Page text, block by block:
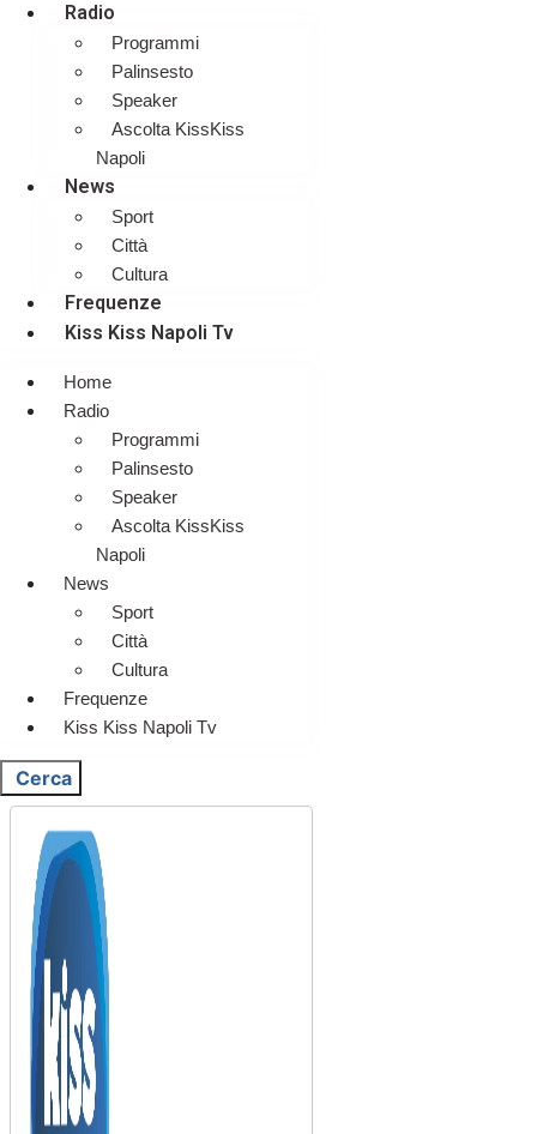
Radio
Programmi
Palinsesto
Speaker
Ascolta KissKiss
Napoli
News
Sport
Città
Cultura
Frequenze
Kiss Kiss Napoli Tv
Home
Radio
Programmi
Palinsesto
Speaker
Ascolta KissKiss
Napoli
News
Sport
Città
Cultura
Frequenze
Kiss Kiss Napoli Tv
Cerca